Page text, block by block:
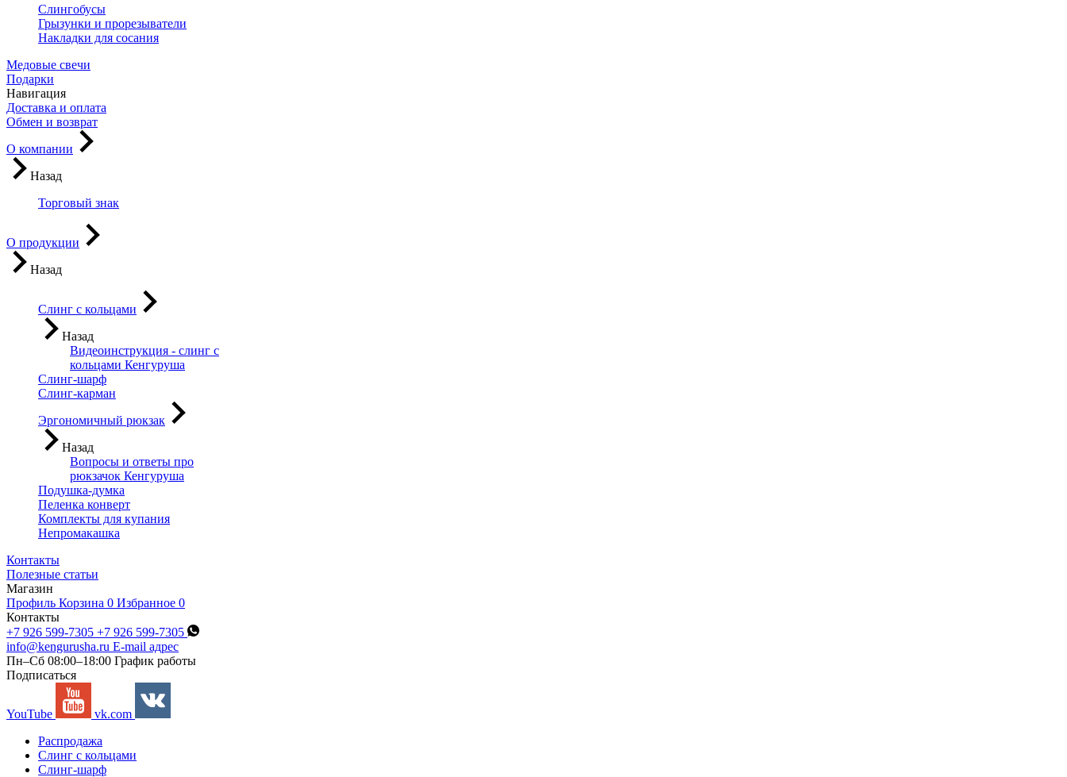
Слингобусы
Грызунки и прорезыватели
Накладки для сосания
Медовые свечи
Подарки
Навигация
Доставка и оплата
Обмен и возврат
О компании
Назад
Торговый знак
О продукции
Назад
Слинг с кольцами
Назад
Видеоинструкция - слинг с
кольцами Кенгуруша
Слинг-шарф
Слинг-карман
Эргономичный рюкзак
Назад
Вопросы и ответы про
рюкзачок Кенгуруша
Подушка-думка
Пеленка конверт
Комплекты для купания
Непромакашка
Контакты
Полезные статьи
Магазин
Профиль Корзина 0 Избранное 0
Контакты
+7 926 599-7305 +7 926 599-7305
info@kengurusha.ru E-mail адрес
Пн–Сб 08:00–18:00 График работы
Подписаться
YouTube
vk.com
Распродажа
Слинг с кольцами
Слинг-шарф